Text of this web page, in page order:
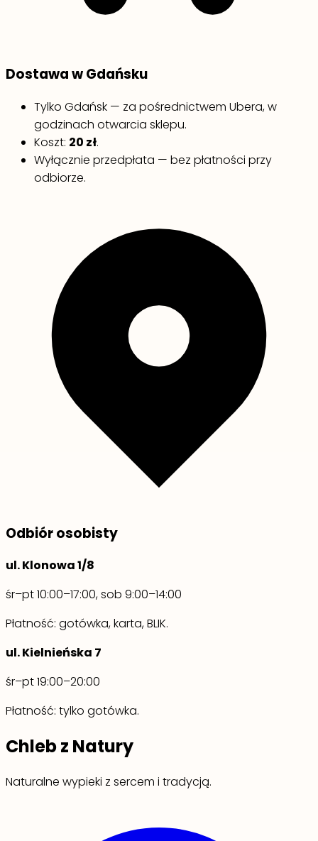
Dostawa w Gdańsku
Tylko Gdańsk — za pośrednictwem Ubera, w
godzinach otwarcia sklepu.
Koszt: 20 zł.
Wyłącznie przedpłata — bez płatności przy
odbiorze.
Odbiór osobisty
ul. Klonowa 1/8
śr–pt 10:00–17:00, sob 9:00–14:00
Płatność: gotówka, karta, BLIK.
ul. Kielnieńska 7
śr–pt 19:00–20:00
Płatność: tylko gotówka.
Chleb z Natury
Naturalne wypieki z sercem i tradycją.